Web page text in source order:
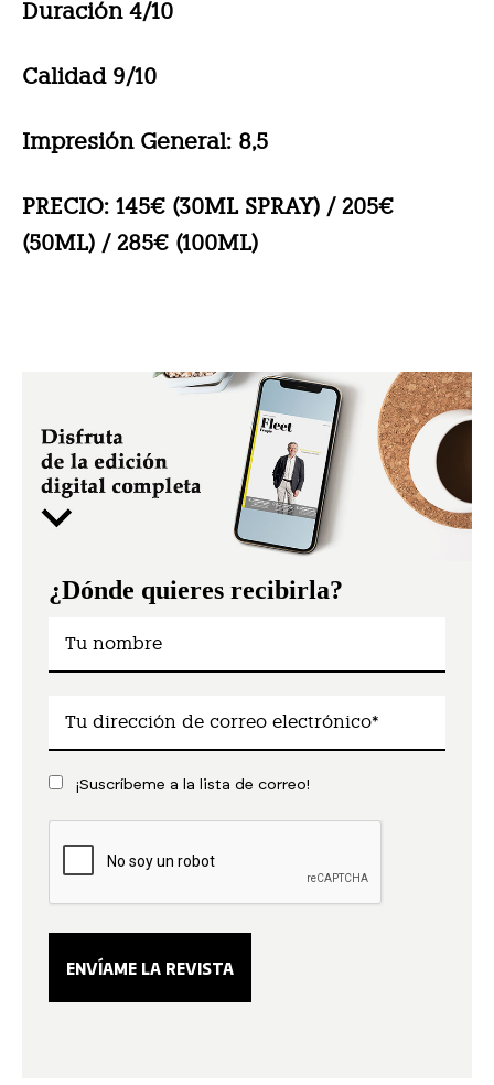
Duración 4/10
Calidad 9/10
Impresión General: 8,5
PRECIO: 145€ (30ML SPRAY) / 205€
(50ML) / 285€ (100ML)
¿Dónde quieres recibirla?
¡Suscríbeme a la lista de correo!